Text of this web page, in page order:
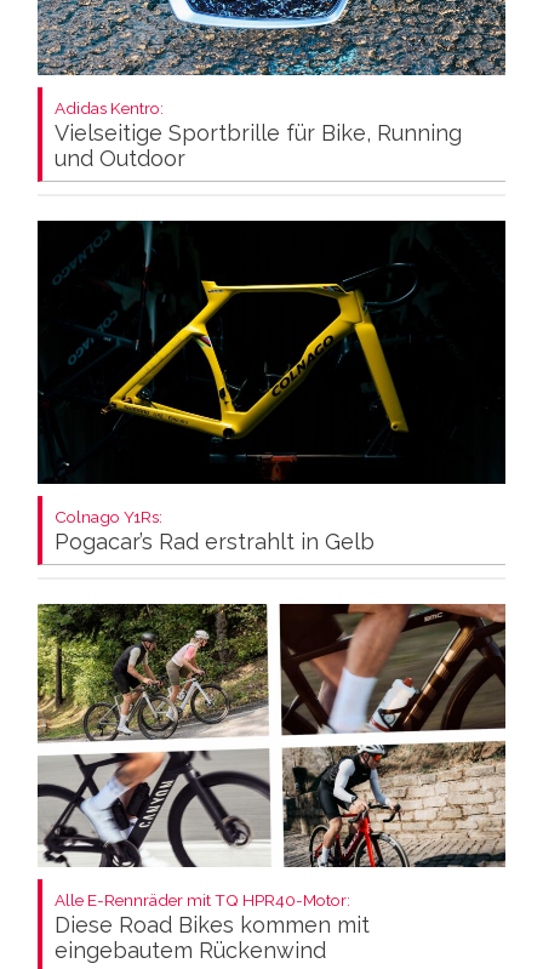
Adidas Kentro:
Vielseitige Sportbrille für Bike, Running
und Outdoor
Colnago Y1Rs:
Pogacar’s Rad erstrahlt in Gelb
Alle E-Rennräder mit TQ HPR40-Motor:
Diese Road Bikes kommen mit
eingebautem Rückenwind